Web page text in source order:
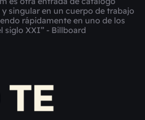
singular en un cuerpo de trabajo
rápidamente en uno de los
siglo XXI” - Billboard